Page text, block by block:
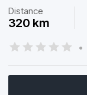
Distance
320 km
•